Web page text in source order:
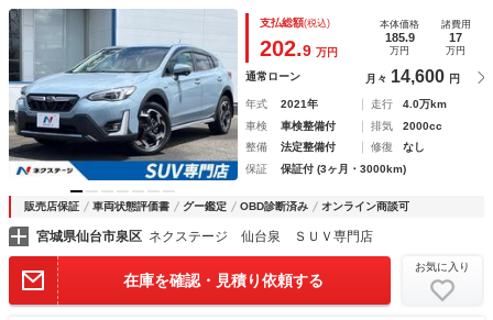
付きパワーシート 純正１８インチアルミホイー デュアルエ
アコン 革巻きステアリング／パドルシフト Ｂ
支払総額(税込)
202.9 万円
本体価格
185.9
万円
諸費用
17
万円
通常ローン 月々 14,600 円
年式 2021年 走行
4.0万km
車検
車検整備付 排気
2000cc
整備
法定整備付 修復
なし
保証
保証付 (3ヶ月・3000km)
販売店保証 車両状態評価書 グー鑑定 OBD診断済み オンライン商談可
宮城県仙台市泉区 ネクステージ 仙台泉 ＳＵＶ専門店
在庫を確認・見積り依頼する
お気に入り